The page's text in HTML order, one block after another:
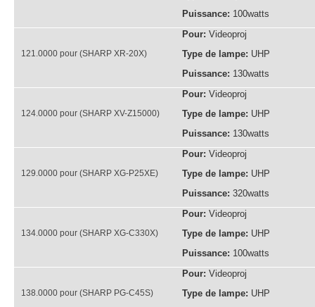
Puissance: 100watts
121.0000 pour (SHARP XR-20X)
Pour: Videoproj
Type de lampe: UHP
Puissance: 130watts
124.0000 pour (SHARP XV-Z15000)
Pour: Videoproj
Type de lampe: UHP
Puissance: 130watts
129.0000 pour (SHARP XG-P25XE)
Pour: Videoproj
Type de lampe: UHP
Puissance: 320watts
134.0000 pour (SHARP XG-C330X)
Pour: Videoproj
Type de lampe: UHP
Puissance: 100watts
138.0000 pour (SHARP PG-C45S)
Pour: Videoproj
Type de lampe: UHP